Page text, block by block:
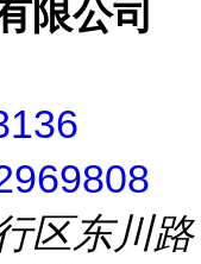
限公司
区东川路